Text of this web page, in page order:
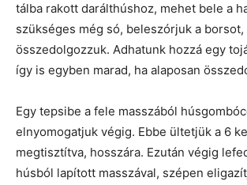
tálba rakott darálthúshoz, mehet bele a
szükséges még só, beleszórjuk a
összedolgozzuk. Adhatunk hozzá egy
így is egyben marad, ha alaposan
Egy tepsibe a fele masszából
elnyomogatjuk végig. Ebbe ültetjük a 6
megtisztítva, hosszára. Ezután végig
húsból lapított masszával, szépen